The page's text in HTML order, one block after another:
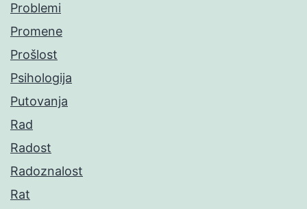
Problemi
Promene
Prošlost
Psihologija
Putovanja
Rad
Radost
Radoznalost
Rat